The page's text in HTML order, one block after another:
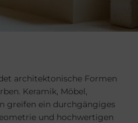
architektonische Formen
Keramik, Möbel,
greifen ein durchgängiges
und hochwertigen